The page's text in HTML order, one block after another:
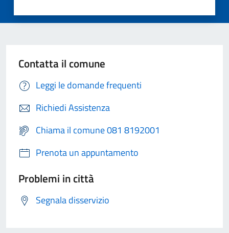
Contatta il comune
Leggi le domande frequenti
Richiedi Assistenza
Chiama il comune 081 8192001
Prenota un appuntamento
Problemi in città
Segnala disservizio